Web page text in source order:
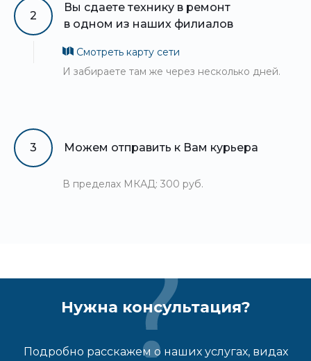
2
Вы сдаете технику в ремонт
в одном из наших филиалов
Смотреть карту сети
И забираете там же через несколько дней.
3 Можем отправить к Вам курьера
В пределах МКАД: 300 руб.
Нужна консультация?
Подробно расскажем о наших услугах, видах